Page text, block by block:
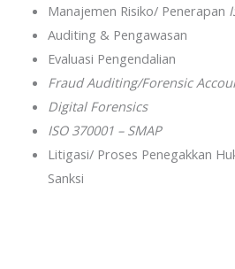
Manajemen Risiko/ Penerapan
Auditing & Pengawasan
Evaluasi Pengendalian
Fraud Auditing/Forensic
Digital Forensics
ISO 370001 – SMAP
Litigasi/ Proses Penegakkan
Sanksi